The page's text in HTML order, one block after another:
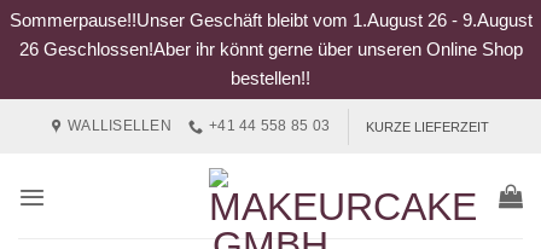
Sommerpause!!Unser Geschäft bleibt vom 1.August 26 - 9.August
26 Geschlossen!Aber ihr könnt gerne über unseren Online Shop
bestellen!!
WALLISELLEN +41 44 558 85 03 KURZE LIEFERZEIT